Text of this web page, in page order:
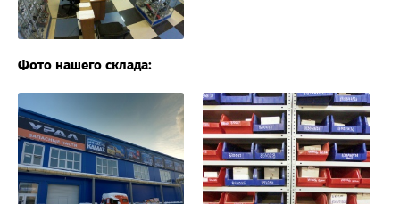
Фото нашего склада: